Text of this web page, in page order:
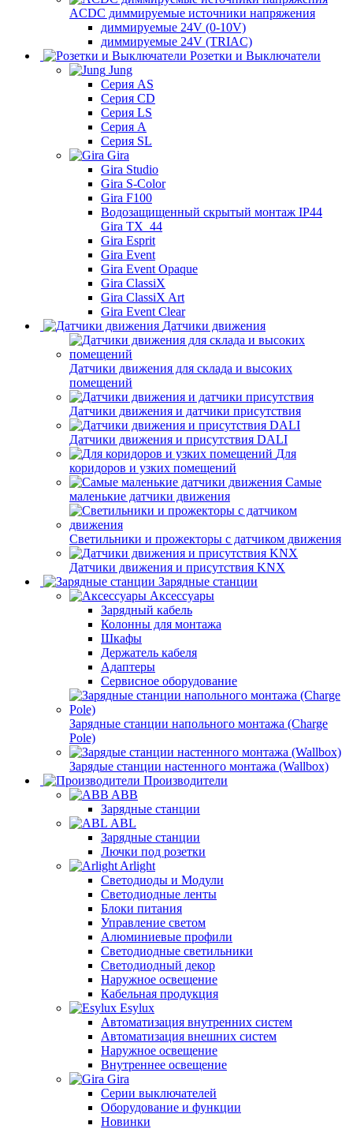
ACDC диммируемые источники напряжения
диммируемые 24V (0-10V)
диммируемые 24V (TRIAC)
Розетки и Выключатели
Jung
Серия AS
Серия CD
Серия LS
Серия A
Серия SL
Gira
Gira Studio
Gira S-Color
Gira F100
Водозащищенный скрытый монтаж IP44
Gira TX_44
Gira Esprit
Gira Event
Gira Event Opaque
Gira ClassiX
Gira ClassiX Art
Gira Event Clear
Датчики движения
Датчики движения для склада и высоких
помещений
Датчики движения и датчики присутствия
Датчики движения и присутствия DALI
Для
коридоров и узких помещений
Самые
маленькие датчики движения
Светильники и прожекторы с датчиком движения
Датчики движения и присутствия KNX
Зарядные станции
Аксессуары
Зарядный кабель
Колонны для монтажа
Шкафы
Держатель кабеля
Адаптеры
Сервисное оборудование
Зарядные станции напольного монтажа (Charge
Pole)
Зарядые станции настенного монтажа (Wallbox)
Производители
ABB
Зарядные станции
ABL
Зарядные станции
Лючки под розетки
Arlight
Светодиоды и Модули
Светодиодные ленты
Блоки питания
Управление светом
Алюминиевые профили
Светодиодные светильники
Светодиодный декор
Наружное освещение
Кабельная продукция
Esylux
Автоматизация внутренних систем
Автоматизация внешних систем
Наружное освещение
Внутреннее освещение
Gira
Серии выключателей
Оборудование и функции
Новинки